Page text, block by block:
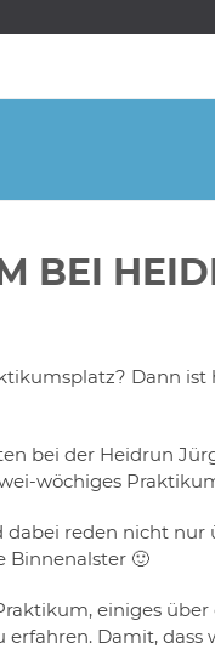
BEI
Dann ist
bei der Heidrun
wöchiges
reden nicht nur
Binnenalster 🙂
einiges über
Damit, dass